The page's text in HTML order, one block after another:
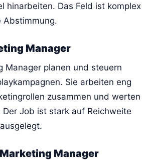
hinarbeiten. Das Feld ist komplex
Abstimmung.
Manager
Manager planen und steuern
Sie arbeiten eng
zusammen und werten
Job ist stark auf Reichweite
Manager